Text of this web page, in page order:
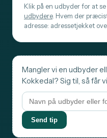
Klik på en udbyder for at
udbydere. Hvem der
adresse: adressetjekket
Mangler vi en udbyder
Kokkedal? Sig til, så får
Send tip